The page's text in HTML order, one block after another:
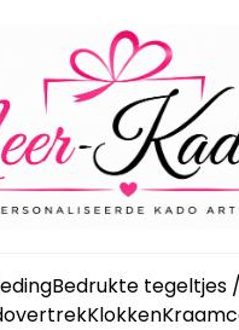
Bedrukte tegeltjes
Klokken